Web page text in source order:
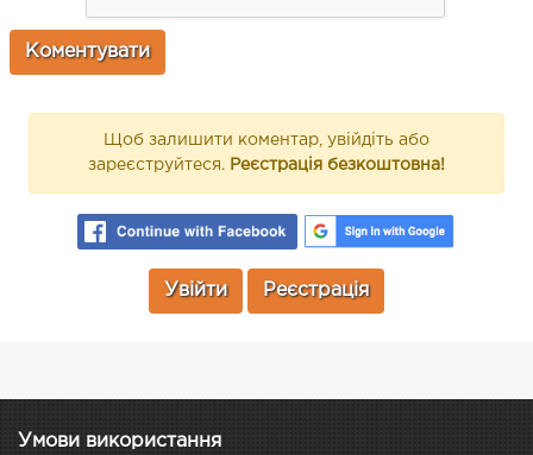
Щоб залишити коментар, увійдіть або
зареєструйтеся. Реєстрація безкоштовна!
Увійти Реєстрація
Умови використання